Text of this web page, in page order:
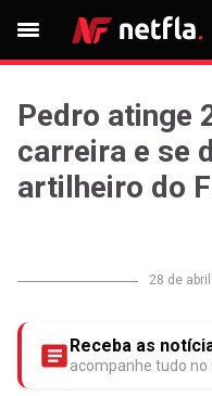
Pedro atinge
carreira e se
artilheiro do
28 de
Receba as
acompanhe tudo no